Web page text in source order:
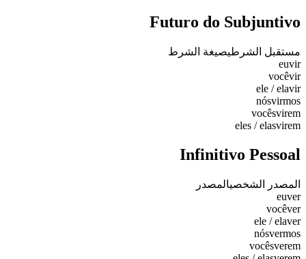
Futuro do Subjuntivo
مستقبل الشرطيصيغة الشرط
euvir
vocêvir
ele / elavir
nósvirmos
vocêsvirem
eles / elasvirem
Infinitivo Pessoal
المصدر الشخصيالمصدر
euver
vocêver
ele / elaver
nósvermos
vocêsverem